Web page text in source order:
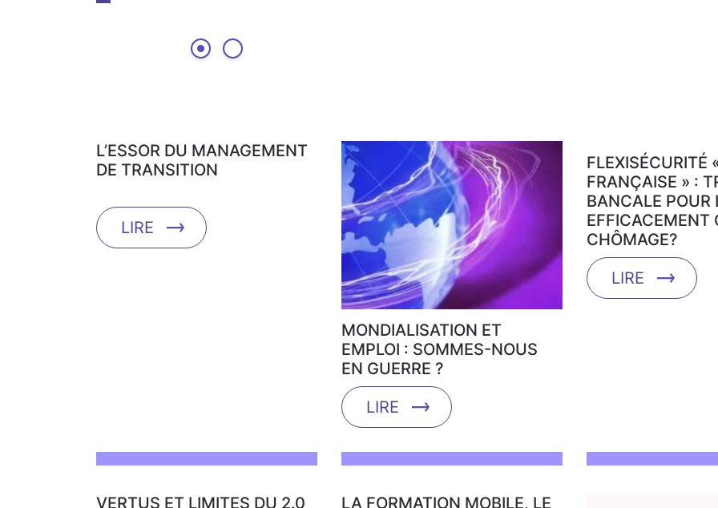
L’ESSOR DU MANAGEMENT
DE TRANSITION
LIRE
MONDIALISATION ET
EMPLOI : SOMMES-NOUS
EN GUERRE ?
LIRE
FLEXISÉCURITÉ
FRANÇAISE » :
BANCALE POUR
EFFICACEMENT
CHÔMAGE?
LIRE
VERTUS ET LIMITES DU 2.0
LA FORMATION MOBILE, LE